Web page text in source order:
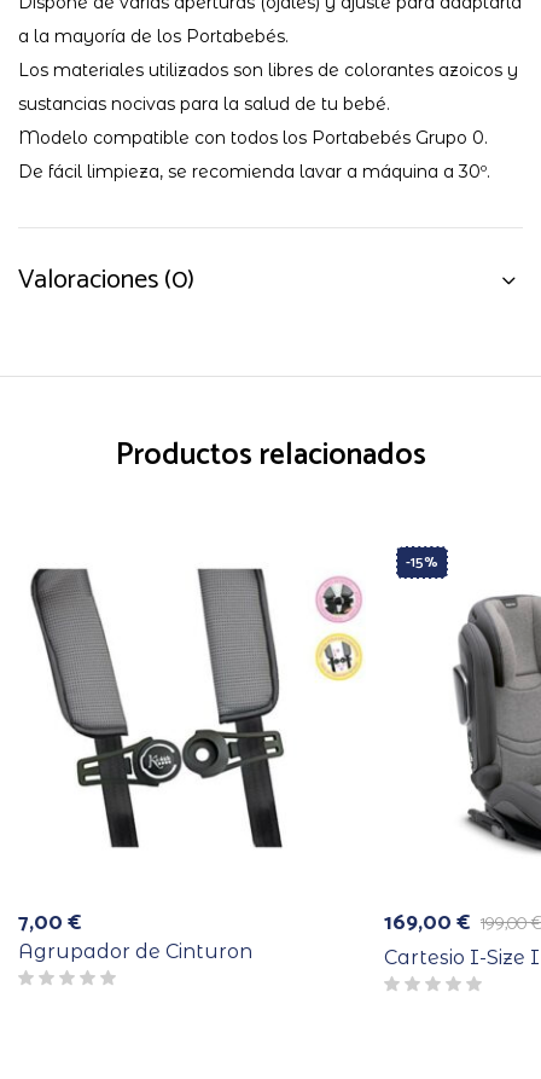
a la mayoría de los Portabebés.
Los materiales utilizados son libres de colorantes azoicos y
sustancias nocivas para la salud de tu bebé.
Modelo compatible con todos los Portabebés Grupo 0.
De fácil limpieza, se recomienda lavar a máquina a 30º.
Valoraciones (0)
Productos relacionados
7,00€
Agrupador de Cinturon
-15%
199,00€
El
precio
original
era:
169,00€
El
precio
actual
es:
Cartesio I-Size